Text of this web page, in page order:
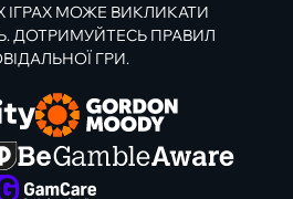
ІГРАХ МОЖЕ ВИКЛИКАТИ
ДОТРИМУЙТЕСЬ ПРАВИЛ
ГРИ.